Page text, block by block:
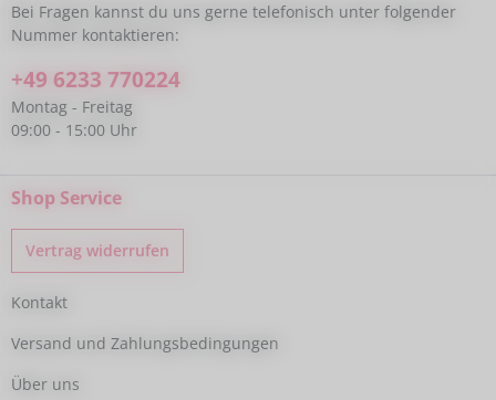
Bei Fragen kannst du uns gerne telefonisch unter folgender
Nummer kontaktieren:
+49 6233 770224
Montag - Freitag
09:00 - 15:00 Uhr
Shop Service
Vertrag widerrufen
Kontakt
Versand und Zahlungsbedingungen
Über uns